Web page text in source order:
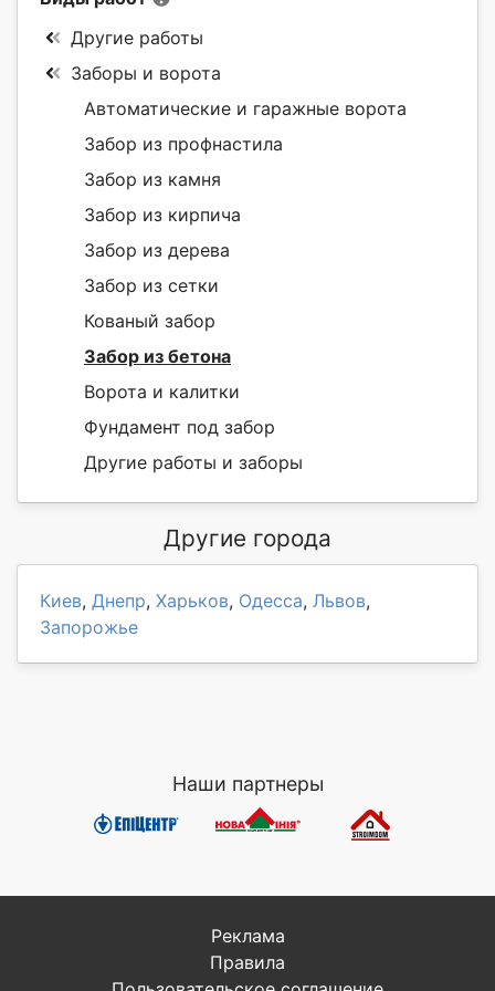
Другие работы
Заборы и ворота
Автоматические и гаражные ворота
Забор из профнастила
Забор из камня
Забор из кирпича
Забор из дерева
Забор из сетки
Кованый забор
Забор из бетона
Ворота и калитки
Фундамент под забор
Другие работы и заборы
Другие города
Киев, Днепр, Харьков, Одесса, Львов,
Запорожье
Наши партнеры
Реклама
Правила